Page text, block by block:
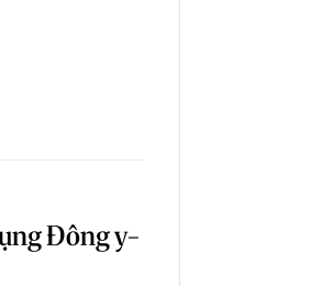
Đông y-